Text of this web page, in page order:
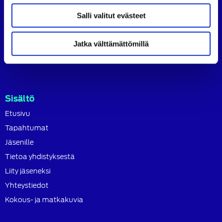
Salli valitut evästeet
Jatka välttämättömillä
Etelä-Satakunnan Autoteknillinen Yhdistys ry
Etelä-Satakunnan Autoteknillinen Yhdistys ry toimii
alueellaan autoalan kehityksen edistäjänä sekä teknillisen
ja toiminnallisen ammattitaidon kehittäjänä.
Sisältö
Etusivu
Tapahtumat
Jäsenille
Tietoa yhdistyksestä
Liity jäseneksi
Yhteystiedot
Kokous- ja matkakuvia